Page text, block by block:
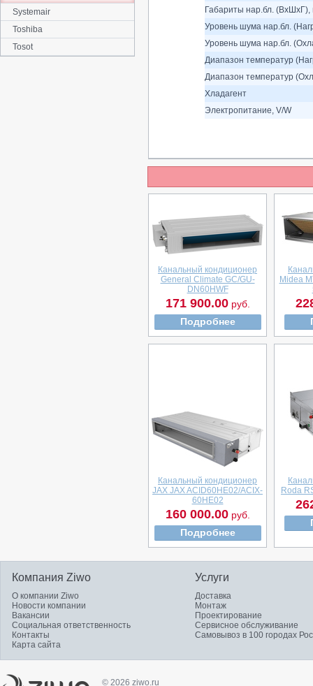
Габариты нар.бл. (ВхШхГ),
Уровень шума нар.бл.
Уровень шума нар.бл.
Диапазон температур
Диапазон температур
Хладагент
Электропитание, V/W
Канальный кондиционер
General Climate GC/GU-
DN60HWF
171 900.00руб.
Подробнее
Midea
Канальный кондиционер
JAX JAX ACID60HE02/ACIX-
60HE02
160 000.00руб.
Подробнее
Roda
Systemair
Toshiba
Tosot
Компания Ziwo
О компании Ziwo
Новости компании
Вакансии
Социальная ответственность
Контакты
Карта сайта
Услуги
Доставка
Монтаж
Проектирование
Сервисное обслуживание
Самовывоз в 100 городах
© 2026 ziwo.ru